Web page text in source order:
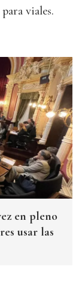
viales.
en pleno
usar las